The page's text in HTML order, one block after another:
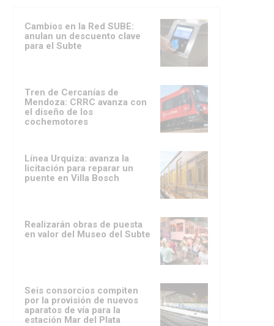
Cambios en la Red SUBE:
anulan un descuento clave
para el Subte
Tren de Cercanías de
Mendoza: CRRC avanza con
el diseño de los
cochemotores
Línea Urquiza: avanza la
licitación para reparar un
puente en Villa Bosch
Realizarán obras de puesta
en valor del Museo del Subte
Seis consorcios compiten
por la provisión de nuevos
aparatos de vía para la
estación Mar del Plata